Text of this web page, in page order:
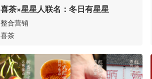
喜茶×星星人联名：冬日有星星
整合营销
喜茶